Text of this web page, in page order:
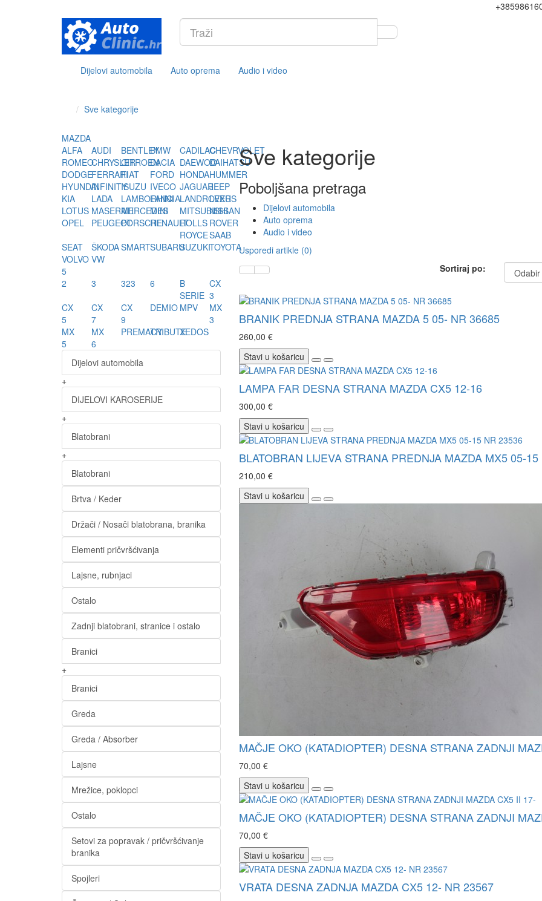
Dijelovi automobila Auto oprema Audio i video
Sve kategorije
MAZDA
ALFA
ROMEO
AUDI BENTLEYBMW CADILACCHEVRVOLET
CHRYSLERCITROENDACIA DAEWOODAIHATSU
DODGEFERRARIFIAT FORD HONDAHUMMER
HYUNDAIINFINITYISUZU IVECO JAGUARJEEP
KIA
LADA LAMBORHINI
LANCIALANDROVER
LEXUS
LOTUS MASERATIMERCEDES
MINI MITSUBISHI
NISSAN
OPEL
PEUGEOTPORSCHERENAULTROLLS
ROYCE
ROVER
SAAB
SEAT
ŠKODASMARTSUBARUSUZUKITOYOTA
VOLVO VW
5
2
3 323 6
B
SERIE
CX
3
CX
5
CX
7
CX
9
DEMIO MPV
MX
3
MX
5
MX
6
PREMACYTRIBUTEXEDOS
Dijelovi automobila
+
DIJELOVI KAROSERIJE
+
Blatobrani
+
Blatobrani
Brtva / Keder
Držači / Nosači blatobrana, branika
Elementi pričvršćivanja
Lajsne, rubnjaci
Ostalo
Zadnji blatobrani, stranice i ostalo
Branici
+
Branici
Greda
Greda / Absorber
Lajsne
Mrežice, poklopci
Ostalo
Setovi za popravak / pričvršćivanje
branika
Spojleri
Sve kategorije
Poboljšana pretraga
Dijelovi automobila
Auto oprema
Audio i video
Usporedi artikle (0)
Sortiraj po:
BRANIK PREDNJA STRANA MAZDA 5 05- NR 36685
260,00 €
Stavi u košaricu
LAMPA FAR DESNA STRANA MAZDA CX5 12-16
300,00 €
Stavi u košaricu
BLATOBRAN LIJEVA STRANA PREDNJA MAZDA MX5 05-
210,00 €
Stavi u košaricu
MAČJE OKO (KATADIOPTER) DESNA STRANA ZADNJI
70,00 €
Stavi u košaricu
MAČJE OKO (KATADIOPTER) DESNA STRANA ZADNJI
70,00 €
Stavi u košaricu
VRATA DESNA ZADNJA MAZDA CX5 12- NR 23567